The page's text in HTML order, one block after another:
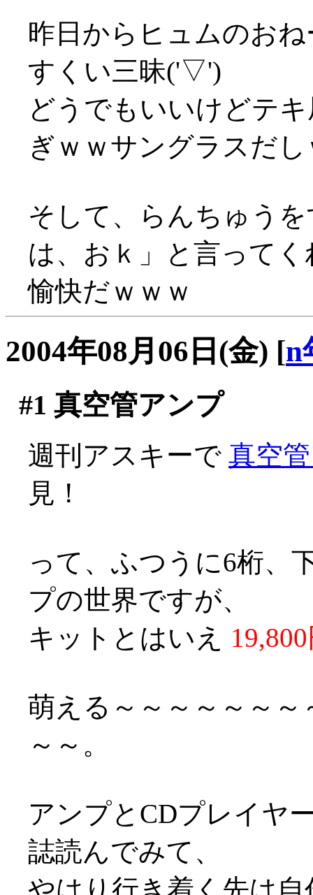
昨日からヒュムのお
すくい三昧('▽')
どうでもいいけどテ
ぎｗｗサングラスだ
そして、らんちゅう
は、おｋ」と言って
愉快だｗｗｗ
2004年08月06日(金) [n
#1 真空管アンプ
週刊アスキーで 真空
見！
って、ふつうに6桁、
プの世界ですが、
キットとはいえ
萌える～～～～～～
～～。
アンプとCDプレイヤ
誌読んでみて、